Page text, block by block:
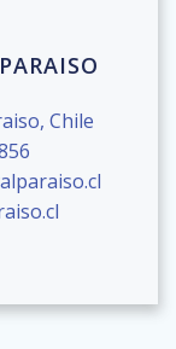
Chile